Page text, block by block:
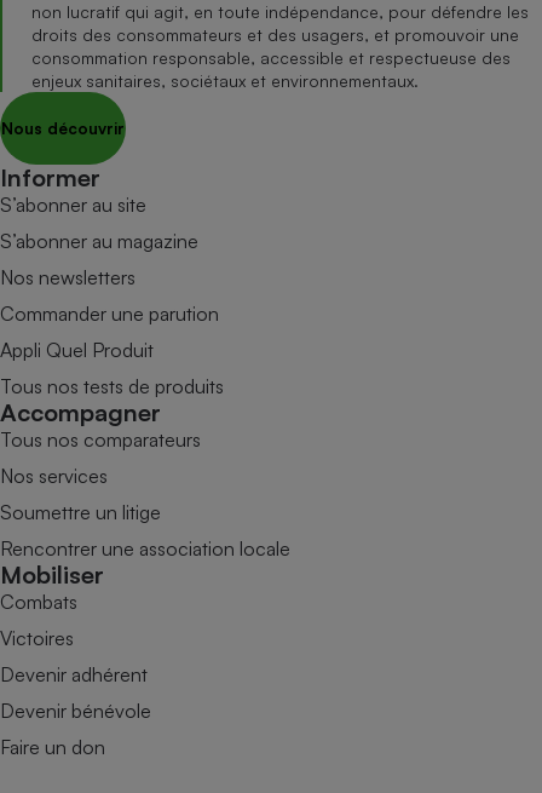
non lucratif qui agit, en toute indépendance, pour défendre les
droits des consommateurs et des usagers, et promouvoir une
consommation responsable, accessible et respectueuse des
enjeux sanitaires, sociétaux et environnementaux.
Nous découvrir
Informer
S’abonner au site
S’abonner au magazine
Nos newsletters
Commander une parution
Appli Quel Produit
Tous nos tests de produits
Accompagner
Tous nos comparateurs
Nos services
Soumettre un litige
Rencontrer une association locale
Mobiliser
Combats
Victoires
Devenir adhérent
Devenir bénévole
Faire un don